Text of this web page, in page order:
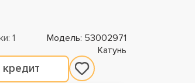
1 Модель: 53002971
Катунь
кредит